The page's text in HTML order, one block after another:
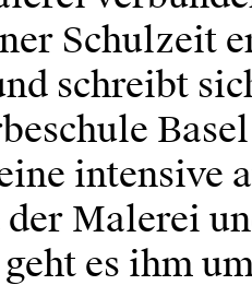
Schulzeit
schreibt
intensive
Malerei
es ihm